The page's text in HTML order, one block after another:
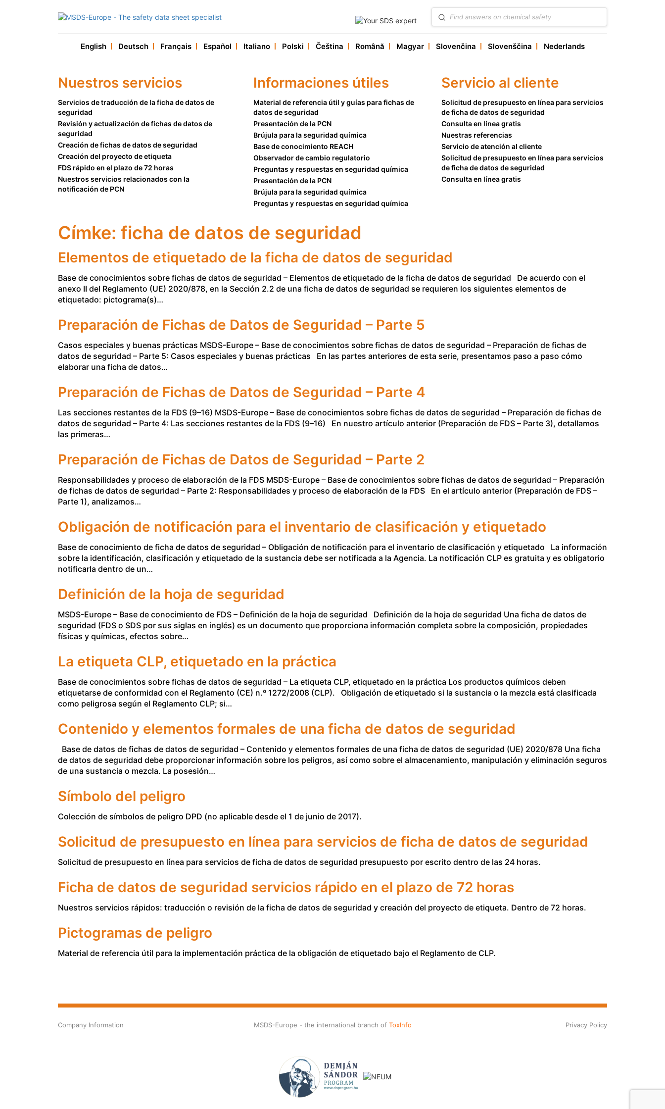
Nuestros servicios
Servicio al cliente
English Deutsch Français Español Italiano Polski Čeština Română Magyar Slovenčina Slovenščina Nederlands
Nuestros servicios
Servicios de traducción de la ficha de datos de
seguridad
Revisión y actualización de fichas de datos de
seguridad
Creación de fichas de datos de seguridad
Creación del proyecto de etiqueta
FDS rápido en el plazo de 72 horas
Nuestros servicios relacionados con la
notificación de PCN
Informaciones útiles
Material de referencia útil y guías para fichas de
datos de seguridad
Presentación de la PCN
Brújula para la seguridad química
Base de conocimiento REACH
Observador de cambio regulatorio
Preguntas y respuestas en seguridad química
Presentación de la PCN
Brújula para la seguridad química
Preguntas y respuestas en seguridad química
Servicio al cliente
Solicitud de presupuesto en línea para servicios
de ficha de datos de seguridad
Consulta en línea gratis
Nuestras referencias
Servicio de atención al cliente
Solicitud de presupuesto en línea para servicios
de ficha de datos de seguridad
Consulta en línea gratis
Címke: ficha de datos de seguridad
Elementos de etiquetado de la ficha de datos de seguridad
Base de conocimientos sobre fichas de datos de seguridad – Elementos de etiquetado de la ficha de datos de seguridad De acuerdo con el
anexo II del Reglamento (UE) 2020/878, en la Sección 2.2 de una ficha de datos de seguridad se requieren los siguientes elementos de
etiquetado: pictograma(s)…
Preparación de Fichas de Datos de Seguridad – Parte 5
Casos especiales y buenas prácticas MSDS-Europe – Base de conocimientos sobre fichas de datos de seguridad – Preparación de fichas de
datos de seguridad – Parte 5: Casos especiales y buenas prácticas En las partes anteriores de esta serie, presentamos paso a paso cómo
elaborar una ficha de datos…
Preparación de Fichas de Datos de Seguridad – Parte 4
Las secciones restantes de la FDS (9–16) MSDS-Europe – Base de conocimientos sobre fichas de datos de seguridad – Preparación de fichas de
datos de seguridad – Parte 4: Las secciones restantes de la FDS (9–16) En nuestro artículo anterior (Preparación de FDS – Parte 3), detallamos
las primeras…
Preparación de Fichas de Datos de Seguridad – Parte 2
Responsabilidades y proceso de elaboración de la FDS MSDS-Europe – Base de conocimientos sobre fichas de datos de seguridad – Preparación
de fichas de datos de seguridad – Parte 2: Responsabilidades y proceso de elaboración de la FDS En el artículo anterior (Preparación de FDS –
Parte 1), analizamos…
Obligación de notificación para el inventario de clasificación y etiquetado
Base de conocimiento de ficha de datos de seguridad – Obligación de notificación para el inventario de clasificación y etiquetado La información
sobre la identificación, clasificación y etiquetado de la sustancia debe ser notificada a la Agencia. La notificación CLP es gratuita y es obligatorio
notificarla dentro de un…
Definición de la hoja de seguridad
MSDS-Europe – Base de conocimiento de FDS – Definición de la hoja de seguridad Definición de la hoja de seguridad Una ficha de datos de
seguridad (FDS o SDS por sus siglas en inglés) es un documento que proporciona información completa sobre la composición, propiedades
físicas y químicas, efectos sobre…
La etiqueta CLP, etiquetado en la práctica
Base de conocimientos sobre fichas de datos de seguridad – La etiqueta CLP, etiquetado en la práctica Los productos químicos deben
etiquetarse de conformidad con el Reglamento (CE) n.º 1272/2008 (CLP). Obligación de etiquetado si la sustancia o la mezcla está clasificada
como peligrosa según el Reglamento CLP; si…
Contenido y elementos formales de una ficha de datos de seguridad
Base de datos de fichas de datos de seguridad – Contenido y elementos formales de una ficha de datos de seguridad (UE) 2020/878 Una ficha
de datos de seguridad debe proporcionar información sobre los peligros, así como sobre el almacenamiento, manipulación y eliminación seguros
de una sustancia o mezcla. La posesión…
Símbolo del peligro
Colección de símbolos de peligro DPD (no aplicable desde el 1 de junio de 2017).
Solicitud de presupuesto en línea para servicios de ficha de datos de seguridad
Solicitud de presupuesto en línea para servicios de ficha de datos de seguridad presupuesto por escrito dentro de las 24 horas.
Ficha de datos de seguridad servicios rápido en el plazo de 72 horas
Nuestros servicios rápidos: traducción o revisión de la ficha de datos de seguridad y creación del proyecto de etiqueta. Dentro de 72 horas.
Pictogramas de peligro
Material de referencia útil para la implementación práctica de la obligación de etiquetado bajo el Reglamento de CLP.
Company Information MSDS-Europe - the international branch of ToxInfo Privacy Policy